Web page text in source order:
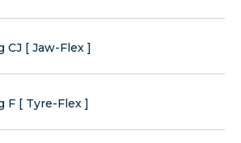
CJ [ Jaw-Flex ]
F [ Tyre-Flex ]